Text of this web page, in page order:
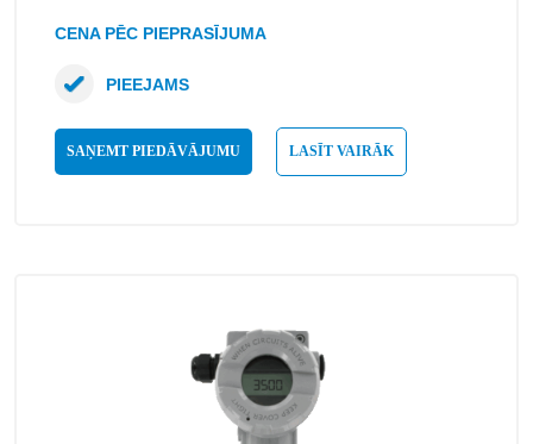
CENA PĒC PIEPRASĪJUMA
SAŅEMT PIEDĀVĀJUMU LASĪT VAIRĀK
PIEEJAMS